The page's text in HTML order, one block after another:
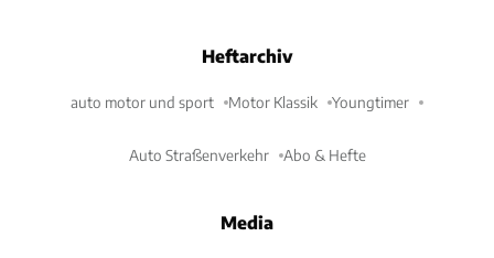
Heftarchiv
auto motor und sport Motor Klassik Youngtimer
Auto Straßenverkehr Abo & Hefte
Media